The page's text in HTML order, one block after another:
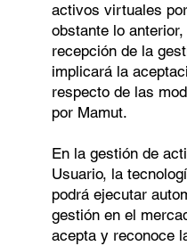
activos virtuales
obstante lo
recepción de la
implicará la
respecto de las
por Mamut.
En la gestión de
Usuario, la
podrá ejecutar
gestión en el
acepta y reconoce